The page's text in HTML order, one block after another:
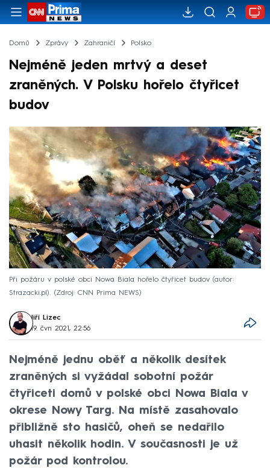
Domů Zprávy Zahraničí Polsko
Nejméně jeden mrtvý a deset
zraněných. V Polsku hořelo čtyřicet
budov
Při požáru v polské obci Nowa Biala hořelo čtyřicet budov (autor:
Strazacki.pl).
Zdroj: CNN Prima NEWS
Jiří Lizec
19. čvn 2021, 22:56
Nejméně jednu oběť a několik desítek
zraněných si vyžádal sobotní požár
čtyřiceti domů v polské obci Nowa Biala v
okrese Nowy Targ. Na místě zasahovalo
přibližně sto hasičů, oheň se nedařilo
uhasit několik hodin. V současnosti je už
požár pod kontrolou.